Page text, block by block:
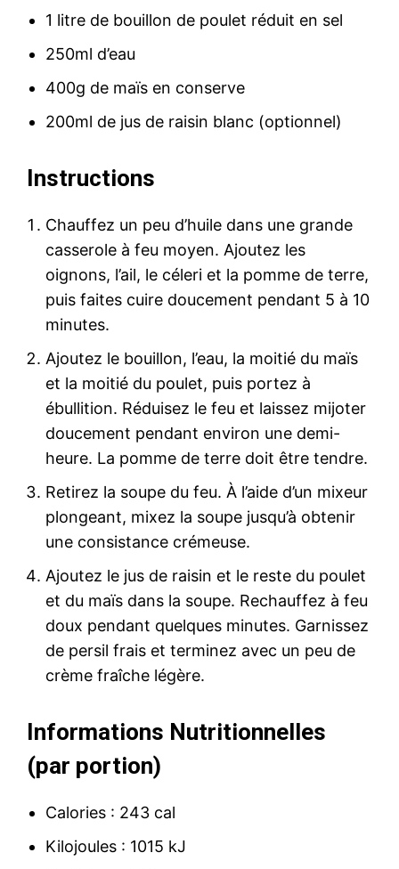
1 litre de bouillon de poulet réduit en sel
250ml d’eau
400g de maïs en conserve
200ml de jus de raisin blanc (optionnel)
Instructions
Chauffez un peu d’huile dans une grande
casserole à feu moyen. Ajoutez les
oignons, l’ail, le céleri et la pomme de terre,
puis faites cuire doucement pendant 5 à 10
minutes.
Ajoutez le bouillon, l’eau, la moitié du maïs
et la moitié du poulet, puis portez à
ébullition. Réduisez le feu et laissez mijoter
doucement pendant environ une demi-
heure. La pomme de terre doit être tendre.
Retirez la soupe du feu. À l’aide d’un mixeur
plongeant, mixez la soupe jusqu’à obtenir
une consistance crémeuse.
Ajoutez le jus de raisin et le reste du poulet
et du maïs dans la soupe. Rechauffez à feu
doux pendant quelques minutes. Garnissez
de persil frais et terminez avec un peu de
crème fraîche légère.
Informations Nutritionnelles
(par portion)
Calories : 243 cal
Kilojoules : 1015 kJ